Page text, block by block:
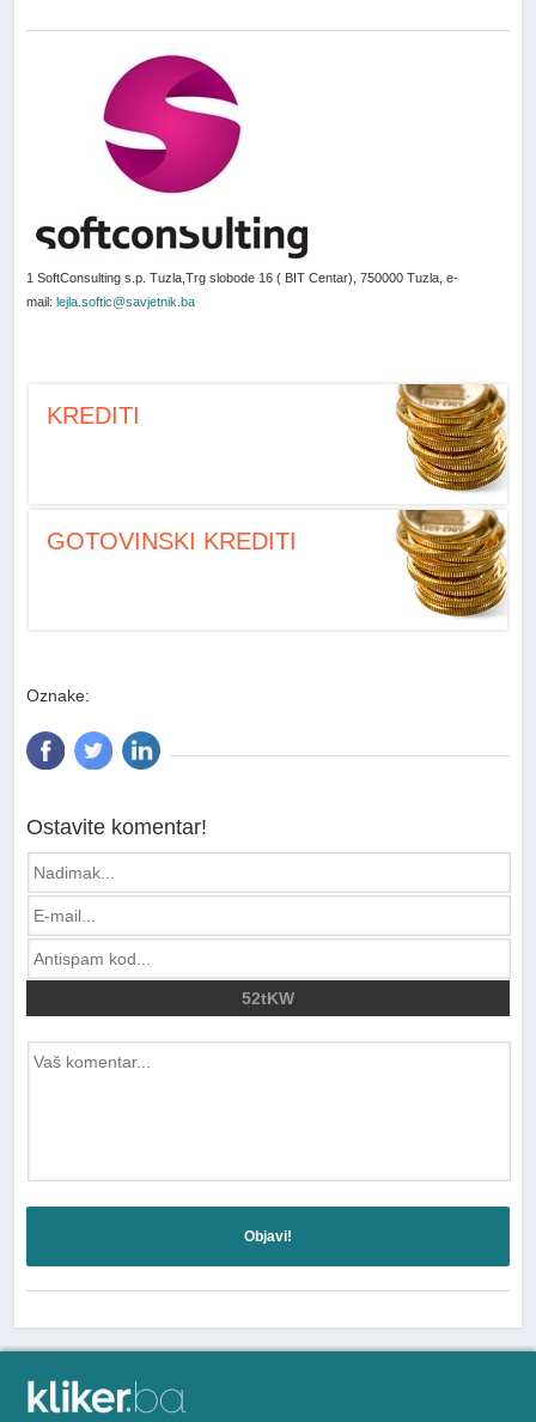
1 SoftConsulting s.p. Tuzla,Trg slobode 16 ( BIT Centar), 750000 Tuzla, e-
mail:lejla.softic@savjetnik.ba
KREDITI
GOTOVINSKI KREDITI
Oznake:
Ostavite komentar!
52tKW
Objavi!